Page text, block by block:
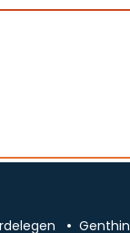
Genthin